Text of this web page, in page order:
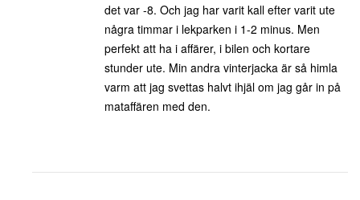
det var -8. Och jag har varit kall efter varit ute
några timmar i lekparken i 1-2 minus. Men
perfekt att ha i affärer, i bilen och kortare
stunder ute. Min andra vinterjacka är så himla
varm att jag svettas halvt ihjäl om jag går in på
mataffären med den.